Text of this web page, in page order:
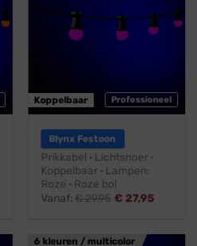
Professioneel
Koppelbaar
Blynx Festoon
Prikkabel · Lichtsnoer ·
Koppelbaar · Lampen:
Roze · Roze bol
Vanaf:€29,95 € 27,95
6 kleuren / multicolor